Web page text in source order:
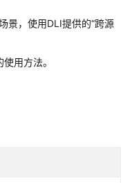
景，使用DLI提供的“跨源
用方法。